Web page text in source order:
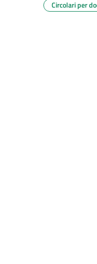
Circolari per